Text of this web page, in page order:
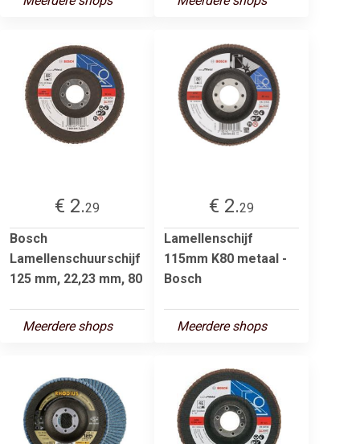
€ 2.29
Bosch
Lamellenschuurschijf
125 mm, 22,23 mm, 80
Meerdere shops
€ 2.29
Lamellenschijf
115mm K80 metaal -
Bosch
Meerdere shops